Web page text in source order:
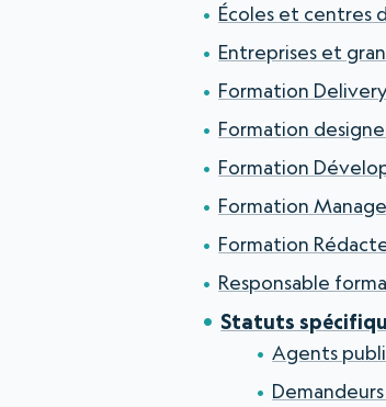
Écoles et centres
Entreprises et
Formation
Formation
Formation
Formation
Formation
Responsable
Statuts
Agents